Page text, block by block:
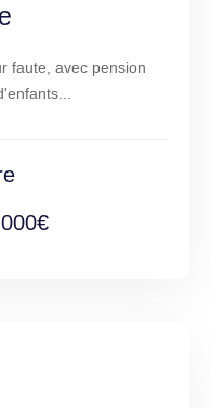
faute, avec pension